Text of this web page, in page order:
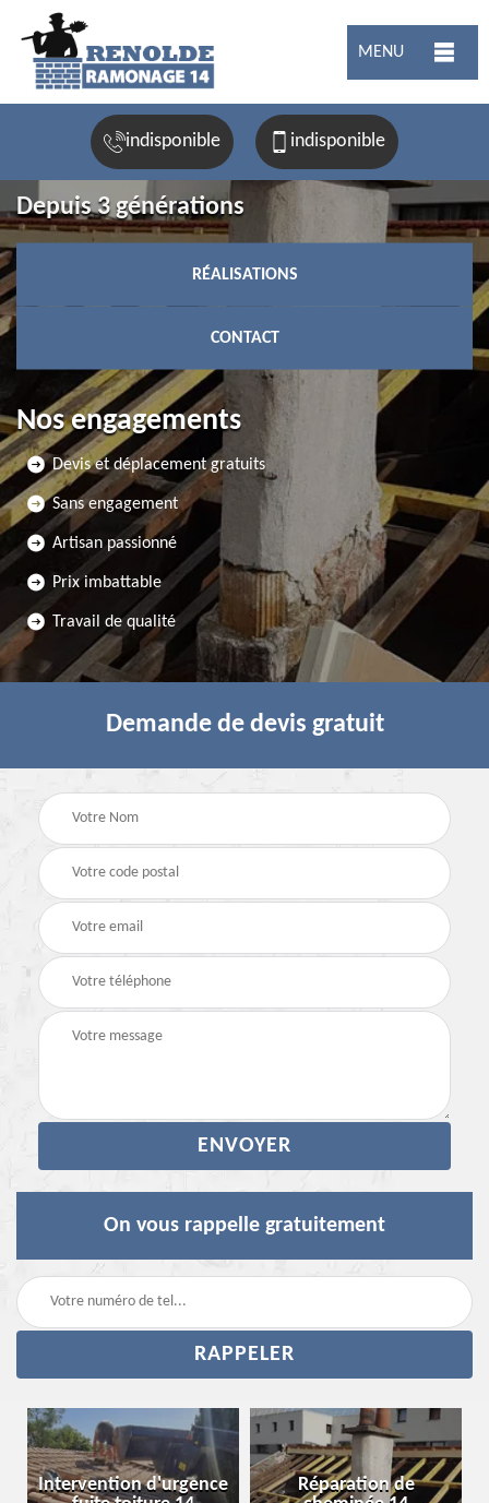
MENU
indisponible indisponible
Depuis 3 générations
RÉALISATIONS
CONTACT
Nos engagements
Devis et déplacement gratuits
Sans engagement
Artisan passionné
Prix imbattable
Travail de qualité
Demande de devis gratuit
On vous rappelle gratuitement
Intervention d'urgence
Réparation de